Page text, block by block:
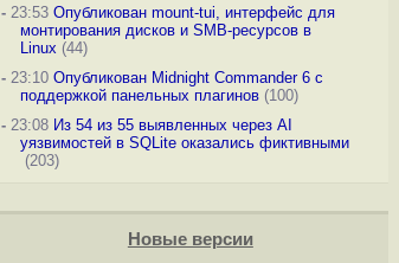
-23:53 Опубликован mount-tui, интерфейс для
монтирования дисков и SMB-ресурсов в
Linux (44)
-23:10 Опубликован Midnight Commander 6 c
поддержкой панельных плагинов(100)
-23:08 Из 54 из 55 выявленных через AI
уязвимостей в SQLite оказались фиктивными
(203)
Новые версии